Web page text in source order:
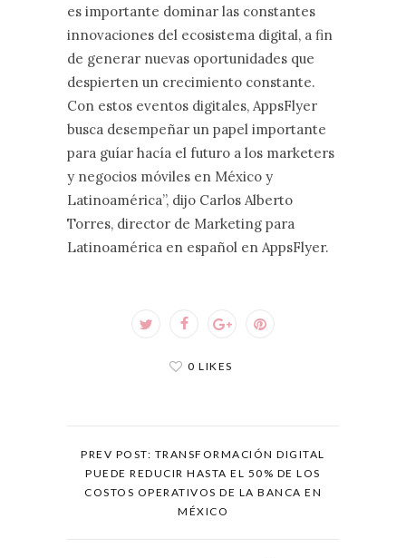
es importante dominar las constantes
innovaciones del ecosistema digital, a fin
de generar nuevas oportunidades que
despierten un crecimiento constante.
Con estos eventos digitales, AppsFlyer
busca desempeñar un papel importante
para guíar hacía el futuro a los marketers
y negocios móviles en México y
Latinoamérica”, dijo Carlos Alberto
Torres, director de Marketing para
Latinoamérica en español en AppsFlyer.
0 LIKES
PREV POST: TRANSFORMACIÓN DIGITAL
PUEDE REDUCIR HASTA EL 50% DE LOS
COSTOS OPERATIVOS DE LA BANCA EN
MÉXICO